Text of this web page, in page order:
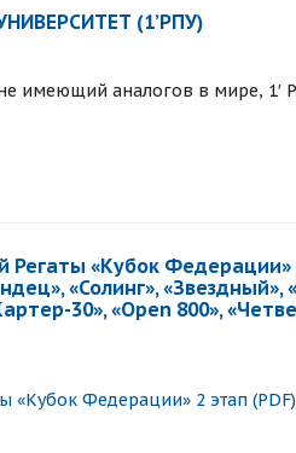
(1’РПУ)
имеющий аналогов в мире,
Регаты «Кубок Федерации»
«Солинг», «Звездный»,
30», «Open 800»,
«Кубок Федерации» 2 этап (PDF)